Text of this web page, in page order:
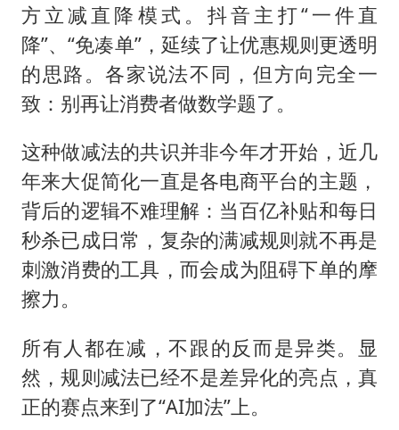
方立减直降模式。抖音主打“一件直
降”、“免凑单”，延续了让优惠规则更透明
的思路。各家说法不同，但方向完全一
致：别再让消费者做数学题了。
这种做减法的共识并非今年才开始，近几
年来大促简化一直是各电商平台的主题，
背后的逻辑不难理解：当百亿补贴和每日
秒杀已成日常，复杂的满减规则就不再是
刺激消费的工具，而会成为阻碍下单的摩
擦力。
所有人都在减，不跟的反而是异类。显
然，规则减法已经不是差异化的亮点，真
正的赛点来到了“AI加法”上。